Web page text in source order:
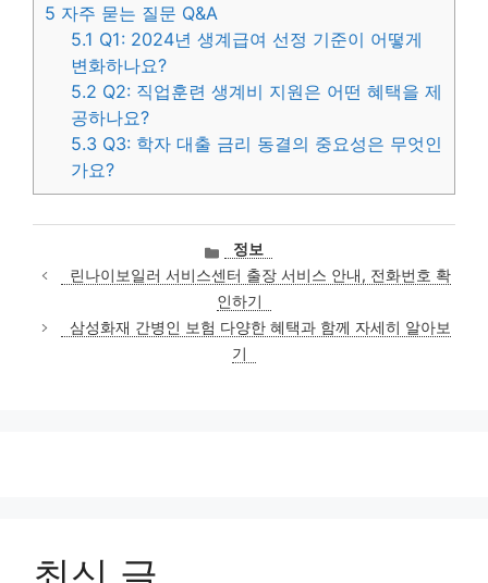
5 자주 묻는 질문 Q&A
5.1 Q1: 2024년 생계급여 선정 기준이 어떻게
변화하나요?
5.2 Q2: 직업훈련 생계비 지원은 어떤 혜택을 제
공하나요?
5.3 Q3: 학자 대출 금리 동결의 중요성은 무엇인
가요?
카
테
고
리
정보
린나이보일러 서비스센터 출장 서비스 안내, 전화번호 확
인하기
삼성화재 간병인 보험 다양한 혜택과 함께 자세히 알아보
기